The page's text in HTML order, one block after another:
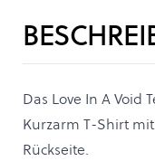
Das Love In A Void
Kurzarm T-Shirt
Rückseite.